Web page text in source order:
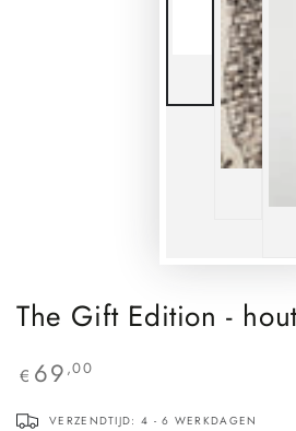
The Gift Edition -
€ 69 ,00
VERZENDTIJD: 4 - 6 WERKDAGEN